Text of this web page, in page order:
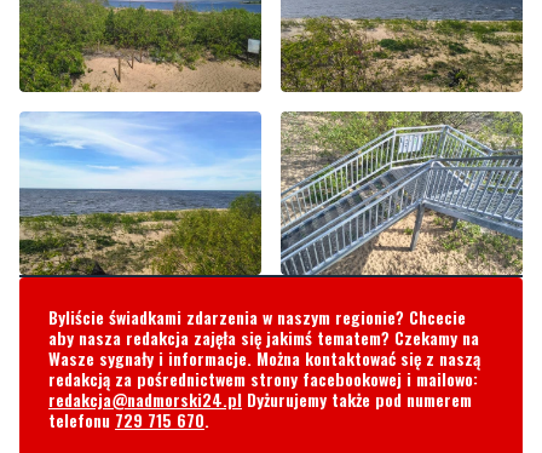
Byliście świadkami zdarzenia w naszym regionie? Chcecie
aby nasza redakcja zajęła się jakimś tematem? Czekamy na
Wasze sygnały i informacje. Można kontaktować się z naszą
redakcja@nadmorski24.plDyżurujemy także pod numerem
telefonu729 715 670.
Komentarze